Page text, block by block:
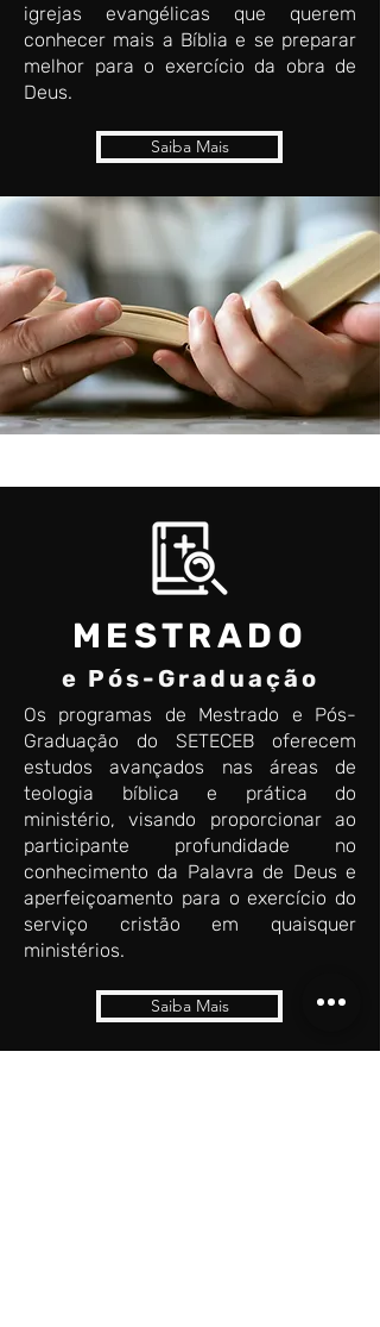
igrejas evangélicas que querem
conhecer mais a Bíblia e se preparar
melhor para o exercício da obra de
Deus.
Saiba Mais
MESTRADO
e Pós-Graduação
Os programas de Mestrado e Pós-
Graduação do SETECEB oferecem
estudos avançados nas áreas de
teologia bíblica e prática do
ministério, visando proporcionar ao
participante profundidade no
conhecimento da Palavra de Deus e
aperfeiçoamento para o exercício do
serviço cristão em quaisquer
ministérios.
Saiba Mais